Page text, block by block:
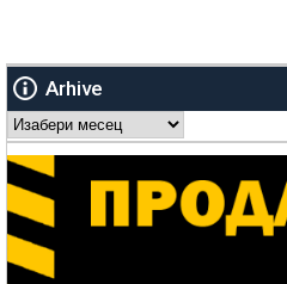
Arhive
Arhive